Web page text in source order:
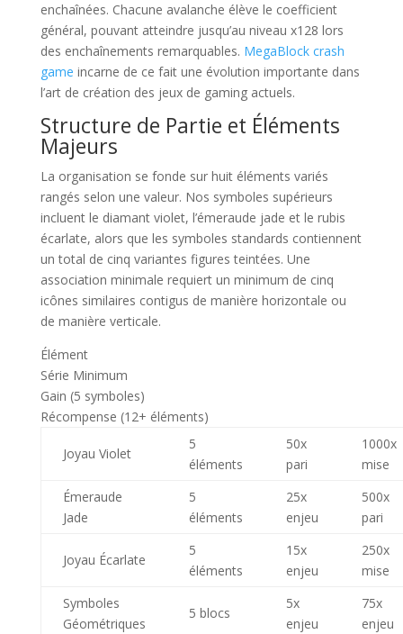
enchaînées. Chacune avalanche élève le coefficient
général, pouvant atteindre jusqu’au niveau x128 lors
des enchaînements remarquables. MegaBlock crash
game incarne de ce fait une évolution importante dans
l’art de création des jeux de gaming actuels.
Structure de Partie et Éléments
Majeurs
La organisation se fonde sur huit éléments variés
rangés selon une valeur. Nos symboles supérieurs
incluent le diamant violet, l’émeraude jade et le rubis
écarlate, alors que les symboles standards contiennent
un total de cinq variantes figures teintées. Une
association minimale requiert un minimum de cinq
icônes similaires contigus de manière horizontale ou
de manière verticale.
Élément
Série Minimum
Gain (5 symboles)
Récompense (12+ éléments)
Joyau Violet
5
éléments
50x
pari
1000x
mise
Émeraude
Jade
5
éléments
25x
enjeu
500x
pari
Joyau Écarlate
5
éléments
15x
enjeu
250x
mise
Symboles
Géométriques
5 blocs
5x
enjeu
75x
enjeu